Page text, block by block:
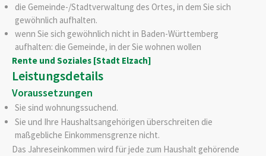
die Gemeinde-/Stadtverwaltung des Ortes, in dem Sie sich
gewöhnlich aufhalten.
wenn Sie sich gewöhnlich nicht in Baden-Württemberg
aufhalten: die Gemeinde, in der Sie wohnen wollen
Rente und Soziales [Stadt Elzach]
Leistungsdetails
Voraussetzungen
Sie sind wohnungssuchend.
Sie und Ihre Haushaltsangehörigen überschreiten die
maßgebliche Einkommensgrenze nicht.
Das Jahreseinkommen wird für jede zum Haushalt gehörende